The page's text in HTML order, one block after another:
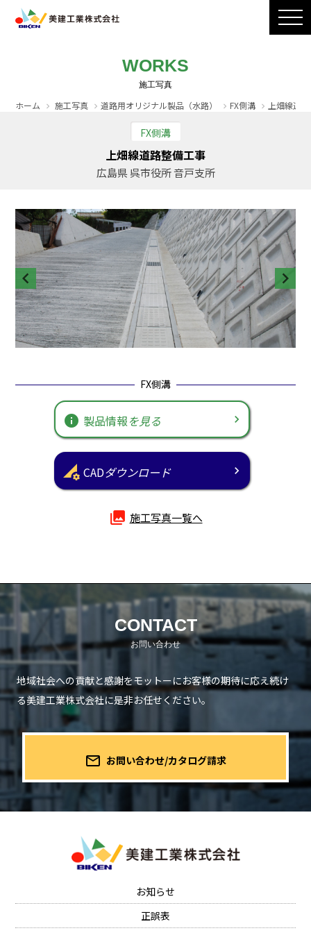
製品ラインナップ
CADダウンロード
WORKS
ホーム 施工写真 道路用オリジナル製品（水路） FX側溝 上畑線道
FX側溝
上畑線道路整備工事
広島県 呉市役所 音戸支所
FX側溝
info 製品情報を見る
perm_data_setting CADダウンロード
photo_library 施工写真一覧へ
CONTACT
地域社会への貢献と感謝をモットーにお客様の期待に応え続け
る美建工業株式会社に是非お任せください。
mail_outline お問い合わせ/カタログ請求
お知らせ
正誤表